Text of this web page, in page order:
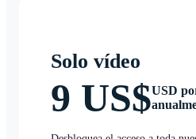
Solo vídeo
9 US$USD